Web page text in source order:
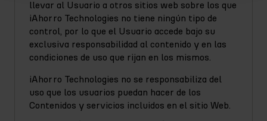
llevar al Usuario a otros sitios web sobre los que
iAhorro Technologies no tiene ningún tipo de
control, por lo que el Usuario accede bajo su
exclusiva responsabilidad al contenido y en las
condiciones de uso que rijan en los mismos.
iAhorro Technologies no se responsabiliza del
uso que los usuarios puedan hacer de los
Contenidos y servicios incluidos en el sitio Web.